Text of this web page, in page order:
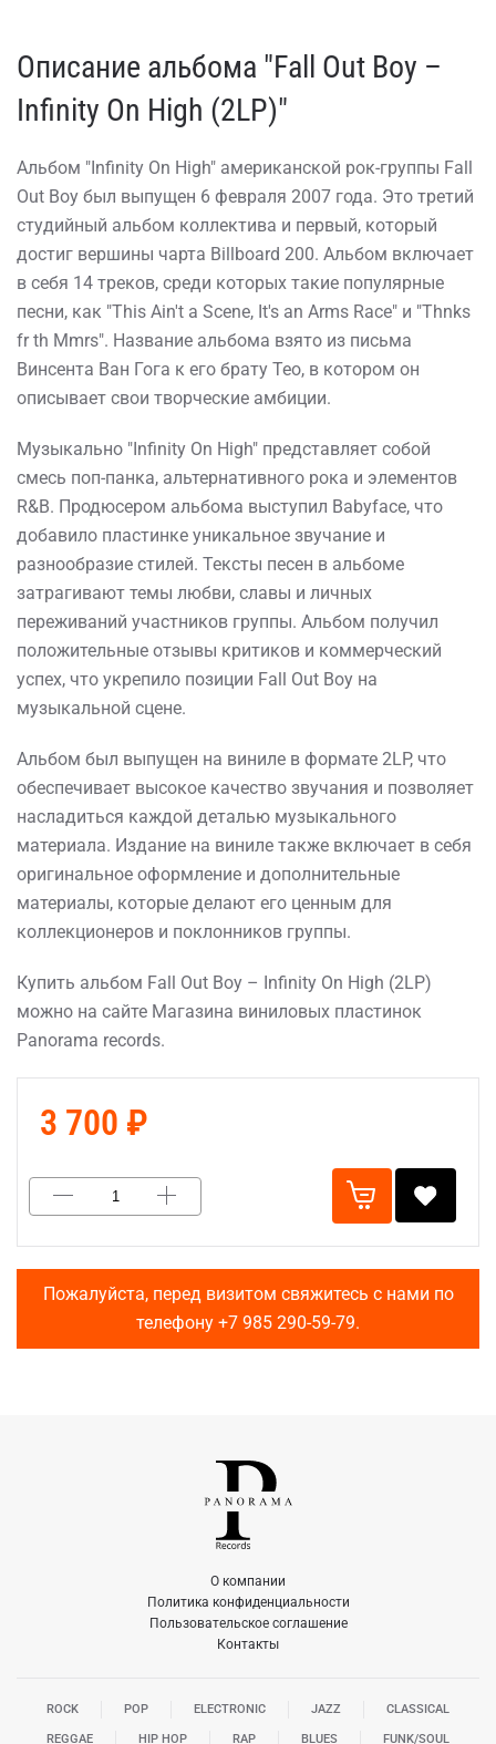
Описание альбома "Fall Out Boy –
Infinity On High (2LP)"
Альбом "Infinity On High" американской рок-группы Fall
Out Boy был выпущен 6 февраля 2007 года. Это третий
студийный альбом коллектива и первый, который
достиг вершины чарта Billboard 200. Альбом включает
в себя 14 треков, среди которых такие популярные
песни, как "This Ain't a Scene, It's an Arms Race" и "Thnks
fr th Mmrs". Название альбома взято из письма
Винсента Ван Гога к его брату Тео, в котором он
описывает свои творческие амбиции.
Музыкально "Infinity On High" представляет собой
смесь поп-панка, альтернативного рока и элементов
R&B. Продюсером альбома выступил Babyface, что
добавило пластинке уникальное звучание и
разнообразие стилей. Тексты песен в альбоме
затрагивают темы любви, славы и личных
переживаний участников группы. Альбом получил
положительные отзывы критиков и коммерческий
успех, что укрепило позиции Fall Out Boy на
музыкальной сцене.
Альбом был выпущен на виниле в формате 2LP, что
обеспечивает высокое качество звучания и позволяет
насладиться каждой деталью музыкального
материала. Издание на виниле также включает в себя
оригинальное оформление и дополнительные
материалы, которые делают его ценным для
коллекционеров и поклонников группы.
Купить альбом Fall Out Boy – Infinity On High (2LP)
можно на сайте Магазина виниловых пластинок
Panorama records.
3 700 ₽
Пожалуйста, перед визитом свяжитесь с нами по
телефону +7 985 290-59-79.
О компании
Политика конфиденциальности
Пользовательское соглашение
Контакты
ROCK POP ELECTRONIC JAZZ CLASSICAL
REGGAE HIP HOP RAP BLUES FUNK/SOUL